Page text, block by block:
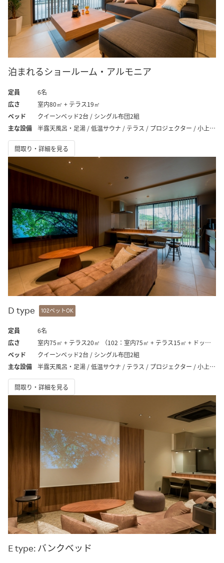
泊まれるショールーム・アルモニア
定員
6名
広さ
室内80㎡ + テラス19㎡
ベッド
クイーンベッド2台 / シングル布団2組
主な設備
半露天風呂・足湯 / 低温サウナ / テラス / プロジェクター / 小上がり
間取り・詳細を見る
D type 102ペットOK
定員
6名
広さ
室内75㎡ + テラス20㎡ （102：室内75㎡ + テラス15㎡ + ドッグラン24㎡）
ベッド
クイーンベッド2台 / シングル布団2組
主な設備
半露天風呂・足湯 / 低温サウナ / テラス / プロジェクター / 小上がり / ドッグラン（102のみ）
間取り・詳細を見る
E type: バンクベッド